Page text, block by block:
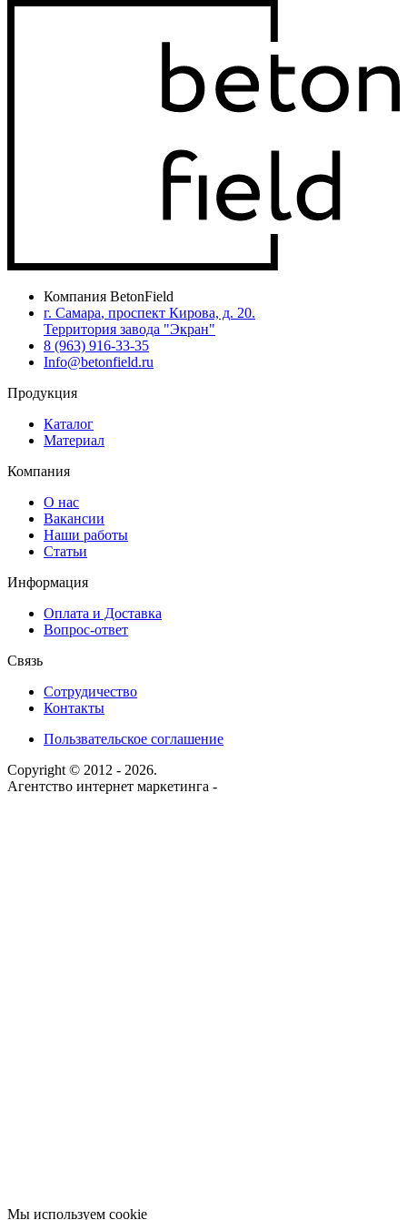
Компания BetonField
г. Самара, проспект Кирова, д. 20.
Территория завода "Экран"
8 (963) 916-33-35
Info@betonfield.ru
Продукция
Каталог
Материал
Компания
О нас
Вакансии
Наши работы
Статьи
Информация
Оплата и Доставка
Вопрос-ответ
Связь
Сотрудичество
Контакты
Пользвательское соглашение
Copyright © 2012 - 2026.
Агентство интернет маркетинга -
Мы используем cookie